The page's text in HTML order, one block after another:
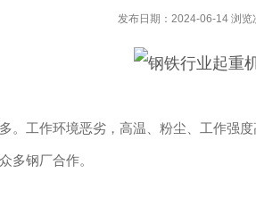
发布日期：2024-06-14 浏览
工作环境恶劣，高温、粉尘、工作强
多钢厂合作。